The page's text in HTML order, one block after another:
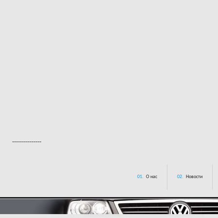
---------------
01. О нас 02. Новости